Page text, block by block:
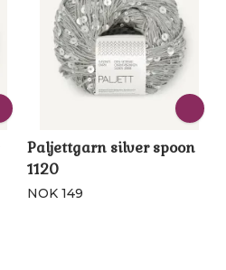
Paljettgarn silver spoon
1120
NOK 149